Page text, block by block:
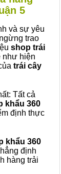
5
và sự yêu
trao
shop trái
như hiện
trái cây
Tất cả
khẩu 360
định thực
khẩu 360
định
hàng trải